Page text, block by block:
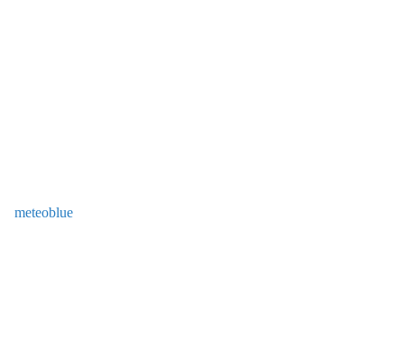
meteoblue